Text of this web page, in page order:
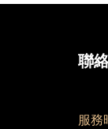
聯
服務